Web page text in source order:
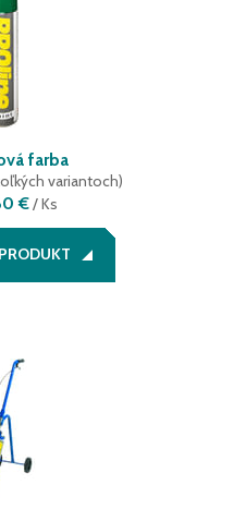
farba
variantoch)
€/ Ks